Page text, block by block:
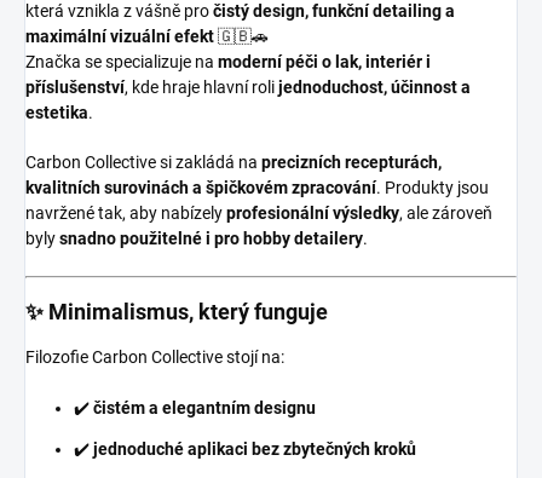
která vznikla z vášně pročistý design, funkční detailing a
maximální vizuální efekt🇬🇧🚗
Značka se specializuje na moderní péči o lak, interiér i
příslušenství, kde hraje hlavní rolijednoduchost, účinnost a
estetika.
Carbon Collective si zakládá na precizních recepturách,
kvalitních surovinách a špičkovém zpracování. Produkty jsou
navržené tak, aby nabízelyprofesionální výsledky, ale zároveň
bylysnadno použitelné i pro hobby detailery.
✨ Minimalismus, který funguje
Filozofie Carbon Collective stojí na:
✔️čistém a elegantním designu
✔️jednoduché aplikaci bez zbytečných kroků